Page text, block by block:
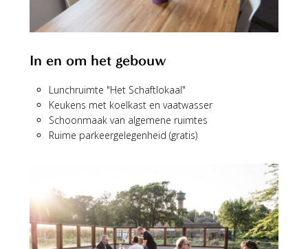
In en om het gebouw
Lunchruimte "Het Schaftlokaal"
Keukens met koelkast en vaatwasser
Schoonmaak van algemene ruimtes
Ruime parkeergelegenheid (gratis)